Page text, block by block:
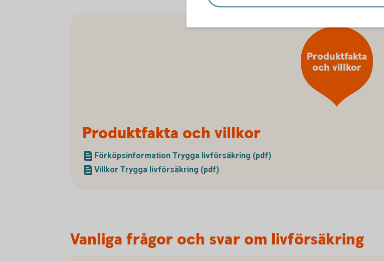
Produktfakta
och villkor
Produktfakta och villkor
Förköpsinformation Trygga livförsäkring (pdf)
Villkor Trygga livförsäkring (pdf)
Vanliga frågor och svar om livförsäkring